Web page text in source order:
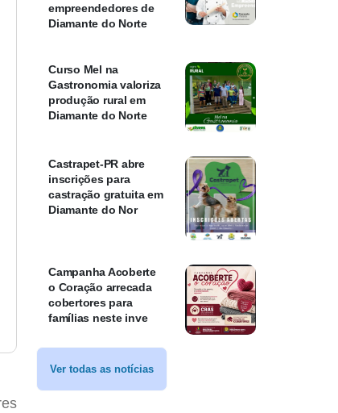
empreendedores de
Diamante do Norte
Curso Mel na
Gastronomia valoriza
produção rural em
Diamante do Norte
Castrapet-PR abre
inscrições para
castração gratuita em
Diamante do Nor
Campanha Acoberte
o Coração arrecada
cobertores para
famílias neste inve
Ver todas as notícias